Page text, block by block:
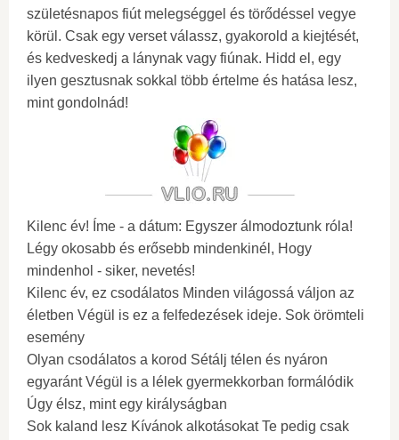
születésnapos fiút melegséggel és törődéssel vegye
körül. Csak egy verset válassz, gyakorold a kiejtését,
és kedveskedj a lánynak vagy fiúnak. Hidd el, egy
ilyen gesztusnak sokkal több értelme és hatása lesz,
mint gondolnád!
Kilenc év! Íme - a dátum: Egyszer álmodoztunk róla!
Légy okosabb és erősebb mindenkinél, Hogy
mindenhol - siker, nevetés!
Kilenc év, ez csodálatos Minden világossá váljon az
életben Végül is ez a felfedezések ideje. Sok örömteli
esemény
Olyan csodálatos a korod Sétálj télen és nyáron
egyaránt Végül is a lélek gyermekkorban formálódik
Úgy élsz, mint egy királyságban
Sok kaland lesz Kívánok alkotásokat Te pedig csak